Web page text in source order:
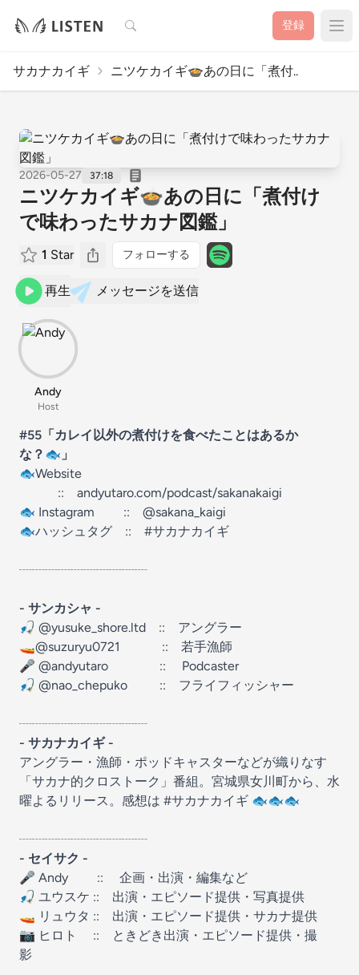
検索 登録
サカナカイギ ニツケカイギ🍲あの日に「煮付..
2026-05-27 37:18
ニツケカイギ🍲あの日に「煮付け
で味わったサカナ図鑑」
1 Star フォローする
再生 メッセージを送信
Andy
Host
⁠⁠#55「カレイ以外の煮付けを食べたことはあるか
な？ 🐟 」
⁠⁠⁠⁠⁠⁠⁠⁠⁠⁠⁠⁠⁠⁠⁠⁠⁠⁠⁠⁠⁠⁠⁠⁠⁠⁠⁠⁠⁠⁠⁠⁠⁠⁠⁠⁠⁠⁠⁠⁠⁠⁠⁠⁠⁠⁠⁠⁠🐟Website⁠⁠⁠⁠⁠⁠⁠⁠⁠⁠⁠⁠⁠⁠⁠⁠⁠⁠⁠⁠⁠⁠⁠⁠⁠⁠⁠⁠⁠⁠⁠⁠⁠⁠⁠⁠⁠⁠⁠⁠⁠⁠⁠⁠⁠⁠⁠⁠⁠
:: ⁠⁠⁠⁠⁠⁠⁠⁠⁠⁠⁠⁠⁠⁠⁠⁠⁠⁠⁠⁠⁠⁠⁠⁠⁠⁠⁠⁠⁠⁠⁠⁠⁠⁠⁠⁠⁠⁠⁠⁠⁠⁠⁠⁠⁠⁠⁠⁠⁠andyutaro.com/podcast/sakanakaigi⁠⁠⁠⁠⁠⁠⁠⁠⁠⁠⁠⁠⁠⁠⁠⁠⁠⁠⁠⁠⁠⁠⁠⁠⁠⁠⁠⁠⁠⁠⁠⁠⁠⁠⁠⁠⁠⁠⁠⁠⁠⁠⁠⁠⁠⁠⁠⁠⁠
⁠⁠⁠⁠⁠⁠⁠⁠⁠⁠⁠⁠⁠⁠⁠⁠⁠⁠⁠⁠⁠⁠⁠⁠⁠⁠⁠⁠⁠⁠⁠⁠⁠⁠⁠⁠⁠⁠⁠⁠⁠⁠⁠⁠⁠⁠⁠⁠⁠⁠⁠🐟 Instagram ⁠⁠⁠⁠⁠⁠⁠⁠⁠⁠⁠⁠⁠⁠⁠⁠⁠⁠⁠⁠⁠⁠⁠⁠⁠⁠⁠⁠⁠⁠⁠⁠⁠⁠⁠⁠⁠⁠⁠⁠⁠⁠⁠⁠⁠⁠⁠⁠⁠⁠⁠
:: ⁠⁠⁠⁠⁠⁠⁠⁠⁠⁠⁠⁠⁠⁠⁠⁠⁠⁠⁠⁠⁠⁠⁠⁠⁠⁠⁠⁠⁠⁠⁠⁠⁠⁠⁠⁠⁠⁠⁠⁠⁠⁠⁠⁠⁠⁠⁠⁠⁠⁠⁠@sakana_kaigi⁠⁠⁠⁠⁠⁠⁠⁠⁠⁠⁠⁠⁠⁠⁠⁠⁠⁠⁠⁠⁠⁠⁠⁠⁠⁠⁠⁠⁠⁠⁠⁠⁠⁠⁠⁠⁠⁠⁠⁠⁠⁠⁠⁠⁠⁠⁠⁠⁠⁠⁠
⁠⁠⁠⁠⁠⁠⁠⁠⁠⁠⁠⁠⁠⁠⁠⁠⁠⁠⁠⁠⁠⁠⁠⁠⁠⁠⁠⁠⁠⁠⁠⁠⁠⁠⁠⁠⁠⁠⁠⁠⁠⁠⁠⁠⁠⁠⁠⁠⁠🐟ハッシュタグ⁠⁠⁠⁠⁠⁠⁠⁠⁠⁠⁠⁠⁠⁠⁠⁠⁠⁠⁠⁠⁠⁠⁠⁠⁠⁠⁠⁠⁠⁠⁠⁠⁠⁠⁠⁠⁠⁠⁠⁠⁠⁠⁠⁠⁠⁠⁠⁠⁠ :: ⁠⁠⁠⁠⁠⁠⁠⁠⁠⁠⁠⁠⁠⁠⁠⁠⁠⁠⁠⁠⁠⁠⁠⁠⁠⁠⁠⁠⁠⁠⁠⁠⁠⁠⁠⁠⁠⁠⁠⁠⁠⁠⁠⁠⁠⁠⁠⁠⁠#サカナカイギ⁠⁠⁠⁠⁠⁠⁠⁠⁠⁠⁠⁠⁠⁠⁠⁠⁠⁠⁠⁠⁠⁠⁠⁠⁠⁠⁠⁠⁠⁠⁠⁠⁠⁠⁠⁠⁠⁠⁠⁠⁠⁠⁠⁠⁠⁠⁠⁠⁠
┈┈┈┈┈┈┈┈┈┈
- サンカシャ -
⁠⁠⁠⁠⁠⁠⁠⁠⁠⁠⁠⁠⁠⁠⁠⁠⁠⁠⁠⁠⁠⁠⁠⁠⁠⁠⁠⁠⁠⁠⁠⁠⁠⁠⁠⁠⁠⁠⁠⁠⁠⁠⁠⁠⁠⁠⁠⁠⁠🎣 @yusuke_shore.ltd⁠⁠⁠⁠⁠⁠⁠⁠⁠⁠⁠⁠⁠⁠⁠⁠⁠⁠⁠⁠⁠⁠⁠⁠⁠⁠⁠⁠⁠⁠⁠⁠⁠⁠⁠⁠⁠⁠⁠⁠⁠⁠⁠⁠⁠⁠⁠⁠⁠ :: アングラー
⁠⁠⁠⁠⁠⁠⁠⁠⁠⁠⁠⁠⁠⁠⁠⁠⁠⁠⁠⁠⁠⁠⁠⁠⁠⁠⁠⁠⁠⁠⁠⁠⁠⁠⁠⁠⁠⁠⁠⁠⁠⁠⁠⁠⁠⁠⁠⁠⁠🚤⁠⁠⁠⁠⁠⁠⁠⁠⁠⁠⁠⁠⁠⁠⁠⁠⁠⁠⁠⁠⁠⁠⁠⁠⁠⁠⁠⁠⁠⁠⁠⁠⁠⁠⁠⁠⁠⁠⁠⁠⁠⁠⁠⁠⁠⁠⁠⁠⁠⁠⁠⁠⁠⁠⁠⁠⁠⁠⁠⁠⁠⁠⁠⁠⁠⁠⁠⁠⁠⁠⁠⁠⁠⁠⁠⁠⁠⁠⁠⁠⁠⁠⁠⁠⁠⁠⁠⁠⁠⁠⁠⁠⁠⁠⁠⁠⁠⁠@suzuryu0721⁠⁠⁠⁠⁠⁠⁠⁠⁠⁠⁠⁠⁠⁠⁠⁠⁠⁠⁠⁠⁠⁠⁠⁠⁠⁠⁠⁠⁠⁠⁠⁠⁠⁠⁠⁠⁠⁠⁠⁠⁠⁠⁠⁠⁠⁠⁠⁠⁠
:: 若手漁師
⁠⁠⁠⁠⁠⁠⁠⁠⁠⁠⁠⁠⁠⁠⁠⁠⁠⁠⁠⁠⁠⁠⁠⁠⁠⁠⁠⁠⁠⁠⁠⁠⁠⁠⁠⁠⁠⁠⁠⁠⁠⁠⁠⁠⁠⁠⁠⁠⁠🎤 @andyutaro⁠⁠⁠⁠⁠⁠⁠⁠⁠⁠⁠⁠⁠⁠⁠⁠⁠⁠⁠⁠⁠⁠⁠⁠⁠⁠⁠⁠⁠⁠⁠⁠⁠⁠⁠⁠⁠⁠⁠⁠⁠⁠⁠⁠⁠⁠⁠⁠⁠ :: Podcaster
⁠⁠⁠⁠⁠⁠⁠⁠⁠⁠⁠⁠⁠⁠⁠⁠⁠⁠⁠⁠⁠⁠⁠⁠⁠⁠⁠⁠🎣 @nao_chepuko⁠⁠⁠⁠⁠⁠⁠ :: フライフィッシャー
┈┈┈┈┈┈┈┈┈┈
- サカナカイギ-
アングラー・漁師・ポッドキャスターなどが織りなす
「サカナ的クロストーク」番組。宮城県女川町から、水
曜よるリリース。感想は ⁠⁠⁠⁠⁠⁠⁠⁠⁠⁠⁠⁠⁠⁠⁠⁠⁠⁠⁠⁠⁠⁠⁠⁠⁠⁠⁠⁠⁠⁠⁠⁠⁠⁠⁠⁠⁠⁠⁠⁠⁠⁠⁠⁠⁠⁠⁠⁠⁠#サカナカイギ⁠⁠⁠⁠⁠⁠⁠⁠⁠⁠⁠⁠⁠⁠⁠⁠⁠⁠⁠⁠⁠⁠⁠⁠⁠⁠⁠⁠⁠⁠⁠⁠⁠⁠⁠⁠⁠⁠⁠⁠⁠⁠⁠⁠⁠⁠⁠⁠⁠ 🐟🐟🐟
┈┈┈┈┈┈┈┈┈┈
- セイサク -
⁠⁠⁠⁠⁠⁠⁠⁠⁠⁠⁠⁠⁠⁠⁠⁠⁠⁠⁠⁠⁠⁠⁠⁠⁠⁠⁠⁠⁠⁠⁠⁠⁠⁠⁠⁠⁠⁠⁠⁠⁠⁠⁠⁠⁠⁠⁠⁠⁠🎤 Andy⁠⁠⁠⁠⁠⁠⁠⁠⁠⁠⁠⁠⁠⁠⁠⁠⁠⁠⁠⁠⁠⁠⁠⁠⁠⁠⁠⁠⁠⁠⁠⁠⁠⁠⁠⁠⁠⁠⁠⁠⁠⁠⁠⁠⁠⁠⁠⁠⁠ :: 企画・出演・編集など
⁠⁠⁠⁠⁠⁠⁠⁠⁠⁠⁠⁠⁠⁠⁠⁠⁠⁠⁠⁠⁠⁠⁠⁠⁠⁠⁠⁠⁠⁠⁠⁠⁠⁠⁠⁠⁠⁠⁠⁠⁠⁠⁠⁠⁠⁠⁠⁠⁠🎣 ユウスケ⁠⁠⁠⁠⁠⁠⁠⁠⁠⁠⁠⁠⁠⁠⁠⁠⁠⁠⁠⁠⁠⁠⁠⁠⁠⁠⁠⁠⁠⁠⁠⁠⁠⁠⁠⁠⁠⁠⁠⁠⁠⁠⁠⁠⁠⁠⁠⁠⁠ :: 出演・エピソード提供・写真提供
⁠⁠⁠⁠⁠⁠⁠⁠⁠⁠⁠⁠⁠⁠⁠⁠⁠⁠⁠⁠⁠⁠⁠⁠⁠⁠⁠⁠⁠⁠⁠⁠⁠⁠⁠⁠⁠⁠⁠⁠⁠⁠⁠⁠⁠⁠⁠⁠⁠🚤 リュウタ⁠⁠⁠⁠⁠⁠⁠⁠⁠⁠⁠⁠⁠⁠⁠⁠⁠⁠⁠⁠⁠⁠⁠⁠⁠⁠⁠⁠⁠⁠⁠⁠⁠⁠⁠⁠⁠⁠⁠⁠⁠⁠⁠⁠⁠⁠⁠⁠⁠ :: 出演・エピソード提供・サカナ提供
⁠⁠⁠⁠⁠⁠⁠⁠⁠⁠⁠⁠⁠⁠⁠⁠⁠⁠⁠⁠⁠⁠⁠⁠⁠⁠⁠📷 ヒロト⁠⁠⁠⁠⁠⁠⁠⁠⁠⁠⁠⁠⁠⁠⁠⁠⁠⁠⁠⁠⁠⁠⁠⁠⁠⁠⁠
:: ときどき出演・エピソード提供・撮
影